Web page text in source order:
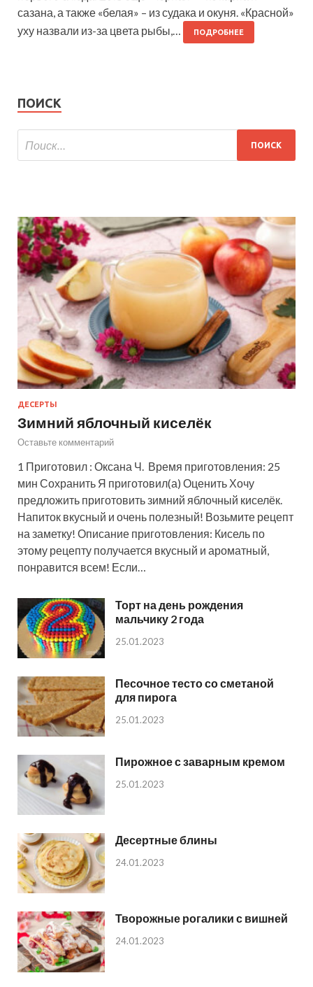
сазана, а также «белая» – из судака и окуня. «Красной»
уху назвали из-за цвета рыбы,…
ПОДРОБНЕЕ
ПОИСК
ДЕСЕРТЫ
Зимний яблочный киселёк
Оставьте комментарий
1 Приготовил : Оксана Ч. Время приготовления: 25
мин Сохранить Я приготовил(а) Оценить Хочу
предложить приготовить зимний яблочный киселёк.
Напиток вкусный и очень полезный! Возьмите рецепт
на заметку! Описание приготовления: Кисель по
этому рецепту получается вкусный и ароматный,
понравится всем! Если…
Торт на день рождения
мальчику 2 года
25.01.2023
Песочное тесто со сметаной
для пирога
25.01.2023
Пирожное с заварным кремом
25.01.2023
Десертные блины
24.01.2023
Творожные рогалики с вишней
24.01.2023